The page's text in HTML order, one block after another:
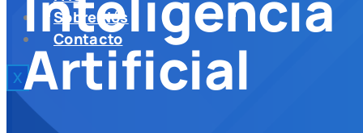
Sobre Nós
Contacto
XArtificial